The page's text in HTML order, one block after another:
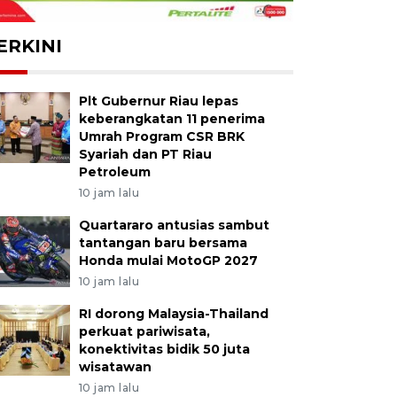
Plt Gubernur Riau lepas
keberangkatan 11 penerima
Umrah Program CSR BRK
Syariah dan PT Riau
Petroleum
10 jam lalu
Quartararo antusias sambut
tantangan baru bersama
Honda mulai MotoGP 2027
10 jam lalu
RI dorong Malaysia-Thailand
perkuat pariwisata,
konektivitas bidik 50 juta
wisatawan
10 jam lalu